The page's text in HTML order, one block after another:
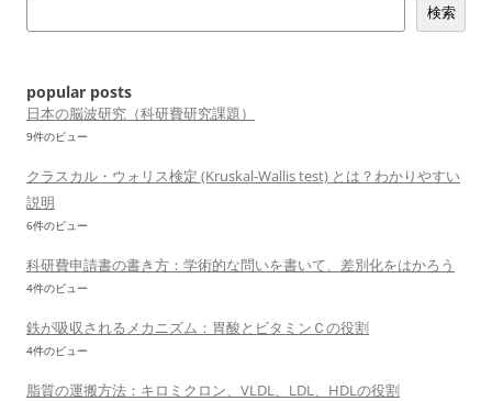
ン
検索
popular posts
日本の脳波研究（科研費研究課題）
9件のビュー
クラスカル・ウォリス検定 (Kruskal-Wallis test) とは？わかりやすい
説明
6件のビュー
科研費申請書の書き方：学術的な問いを書いて、差別化をはかろう
4件のビュー
鉄が吸収されるメカニズム：胃酸とビタミンＣの役割
4件のビュー
脂質の運搬方法：キロミクロン、VLDL、LDL、HDLの役割